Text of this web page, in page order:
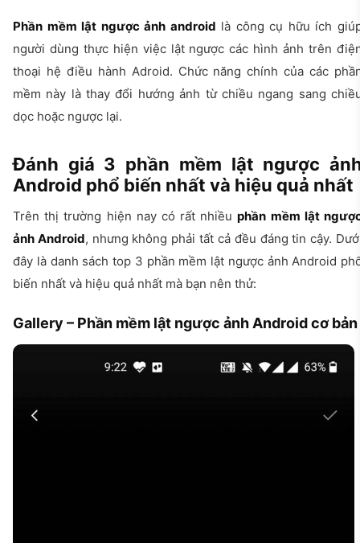
Phần mềm lật ngược ảnh android là công cụ hữu ích
người dùng thực hiện việc lật ngược các hình ảnh trên
thoại hệ điều hành Adroid. Chức năng chính của các
mềm này là thay đổi hướng ảnh từ chiều ngang sang
dọc hoặc ngược lại.
Đánh giá 3 phần mềm lật ngược
Android phổ biến nhất và hiệu quả nhất
Trên thị trường hiện nay có rất nhiềuphần mềm lật
ảnh Android, nhưng không phải tất cả đều đáng tin cậy.
đây là danh sách top 3 phần mềm lật ngược ảnh Android
biến nhất và hiệu quả nhất mà bạn nên thử:
Gallery – Phần mềm lật ngược ảnh Android cơ bản